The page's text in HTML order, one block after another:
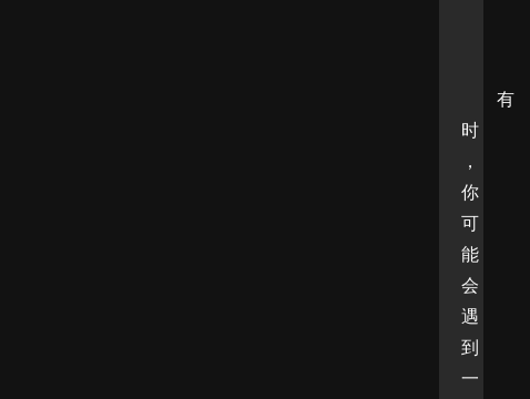
有
时
，
你
可
能
会
遇
到
一